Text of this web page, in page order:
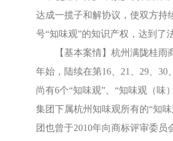
达成一揽子和解协议，使双方持
号“知味观”的知识产权，达到了
【基本案情】杭州满陇桂雨商
年始，陆续在第16、21、29、30
尚有6个“知味观”、“知味观（味
集团下属杭州知味观所有的“知
团也曾于2010年向商标评审委